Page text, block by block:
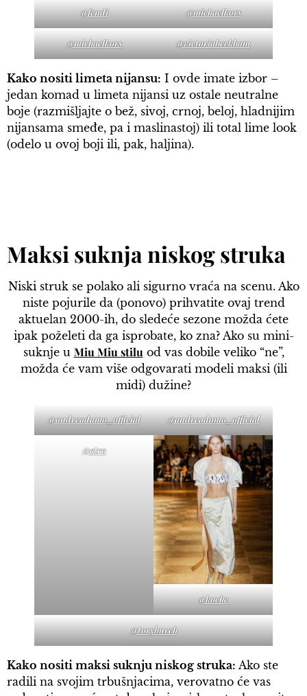
@fendi @michaelkors
@michaelkors @victoriabeckham
Kako nositi limeta nijansu: I ovde imate izbor –
jedan komad u limeta nijansi uz ostale neutralne
boje (razmišljajte o bež, sivoj, crnoj, beloj, hladnijim
nijansama smeđe, pa i maslinastoj) ili total lime look
(odelo u ovoj boji ili, pak, haljina).
Maksi suknja niskog struka
Niski struk se polako ali sigurno vraća na scenu. Ako
niste pojurile da (ponovo) prihvatite ovaj trend
aktuelan 2000-ih, do sledeće sezone možda ćete
ipak poželeti da ga isprobate, ko zna? Ako su mini-
suknje u Miu Miu stilu od vas dobile veliko “ne”,
možda će vam više odgovarati modeli maksi (ili
midi) dužine?
@andreadamo_official @andreadamo_official
@etro
@koche
@toryburch
Kako nositi maksi suknju niskog struka: Ako ste
radili na svojim trbušnjacima, verovatno će vas